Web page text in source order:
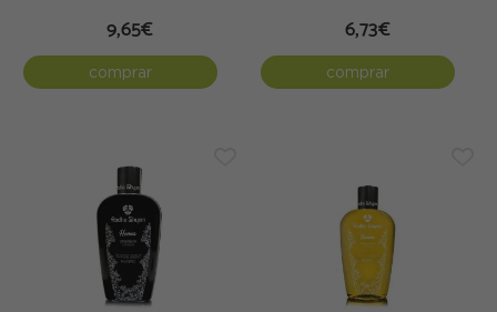
9,65€
comprar
6,73€
comprar